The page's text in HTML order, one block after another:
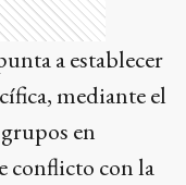
a establecer
mediante el
en
conflicto con la